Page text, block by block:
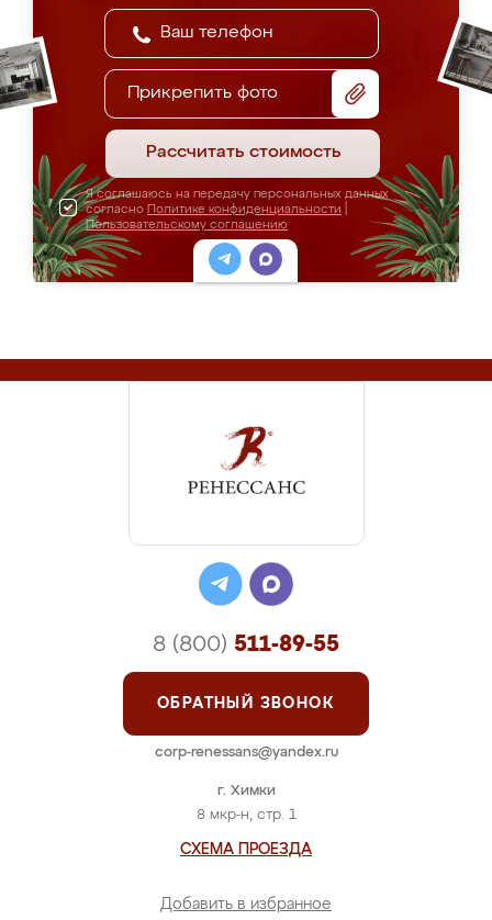
Прикрепить фото
Рассчитать стоимость
Я соглашаюсь на передачу персональных данных
согласно Политике конфиденциальности
Пользовательскому соглашению
г. Химки
8 мкр-н, стр. 1
СХЕМА ПРОЕЗДА
Добавить в избранное
8 (800) 511-89-55
ОБРАТНЫЙ ЗВОНОК
corp-renessans@yandex.ru